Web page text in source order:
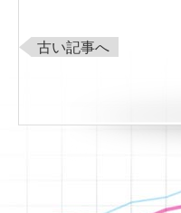
古い記事へ